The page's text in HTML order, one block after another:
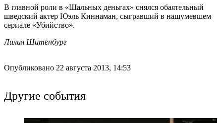
В главной роли в «Шальных деньгах» снялся обаятельный
шведский актер Юэль Киннаман, сыгравший в нашумевшем
сериале «Убийство».
Лилия Шитенбург
Опубликовано 22 августа 2013, 14:53
Другие события